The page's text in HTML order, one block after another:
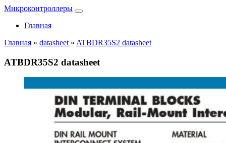
Микроконтроллеры
Главная
Главная » datasheet » ATBDR35S2 datasheet
ATBDR35S2 datasheet